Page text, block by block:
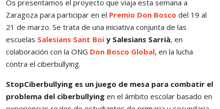
Os presentamos el proyecto que viaja esta semana a
Zaragoza para participar en el Premio Don Bosco del 19 al
21 de marzo. Se trata de una iniciativa conjunta de las
escuelas Salesians Sant Boi y Salesians Sarrià, en
colaboración con la ONG Don Bosco Global, en la lucha
contra el ciberbullying.
StopCiberbullying es un juego de mesa para combatir el
problema del ciberbullying en el ámbito escolar basado en